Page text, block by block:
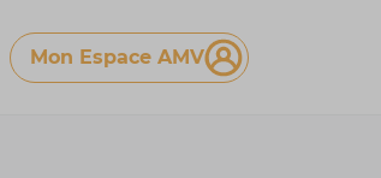
Mon Espace AMV